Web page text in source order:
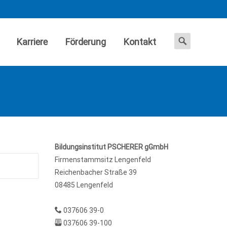
Karriere Förderung Kontakt
Search
for:
Bildungsinstitut PSCHERER gGmbH
Firmenstammsitz Lengenfeld
Reichenbacher Straße 39
08485 Lengenfeld
037606 39-0
037606 39-100